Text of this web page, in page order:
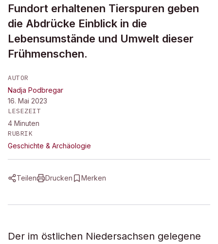
Fundort erhaltenen Tierspuren geben
die Abdrücke Einblick in die
Lebensumstände und Umwelt dieser
Frühmenschen.
AUTOR
Nadja Podbregar
16. Mai 2023
LESEZEIT
4 Minuten
RUBRIK
Geschichte & Archäologie
Teilen Drucken Merken
Der im östlichen Niedersachsen gelegene